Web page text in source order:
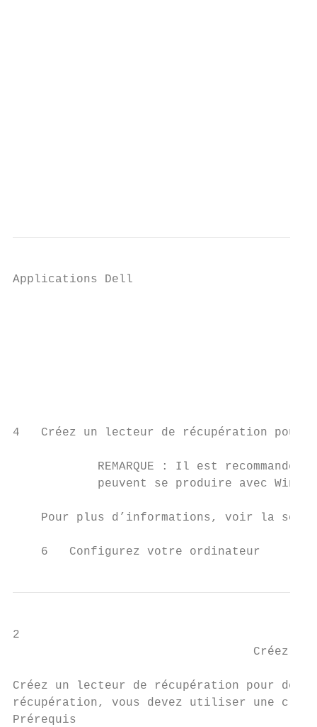
Applications Dell
4   Créez un lecteur de récupération pour
REMARQUE : Il est recommandé
peuvent se produire avec
Pour plus d’informations, voir la
    6   Configurez votre ordinateur
2
Créez un
Créez un lecteur de récupération pour
récupération, vous devez utiliser une clé
Prérequis